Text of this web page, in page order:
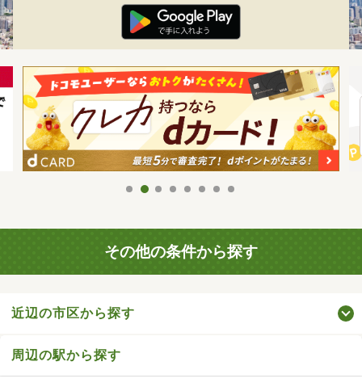
その他の条件から探す
近辺の市区から探す
周辺の駅から探す